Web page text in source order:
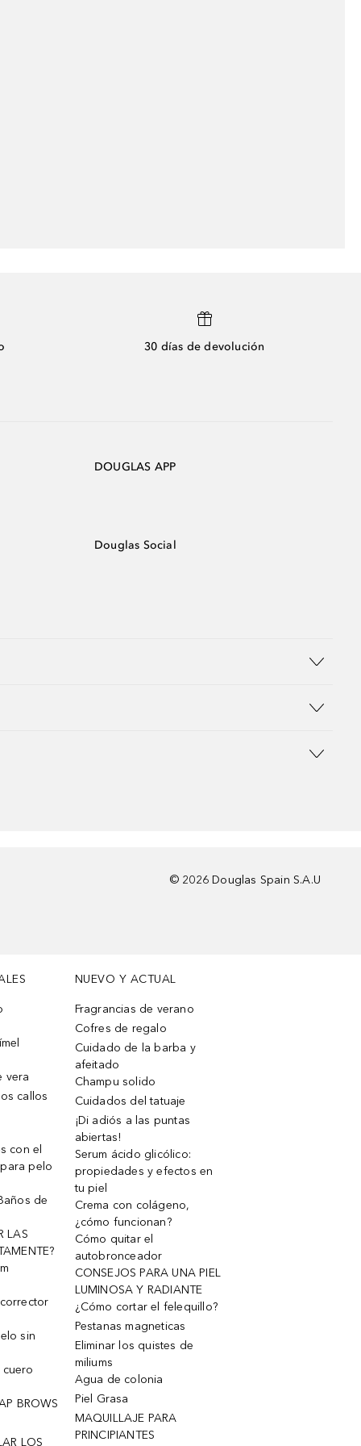
30 días de devolución
DOUGLAS APP
Douglas Social
© 2026 Douglas Spain S.A.U
vera
callos
con el
pelo
de
LAS
sin
cuero
BROWS
LOS
NUEVO Y ACTUAL
Fragrancias de verano
Cofres de regalo
Cuidado de la barba y
afeitado
Champu solido
Cuidados del tatuaje
¡Di adiós a las puntas
abiertas!
Serum ácido glicólico:
propiedades y efectos en
tu piel
Crema con colágeno,
¿cómo funcionan?
Cómo quitar el
autobronceador
CONSEJOS PARA UNA PIEL
LUMINOSA Y RADIANTE
¿Cómo cortar el felequillo?
Pestanas magneticas
Eliminar los quistes de
miliums
Agua de colonia
Piel Grasa
MAQUILLAJE PARA
PRINCIPIANTES